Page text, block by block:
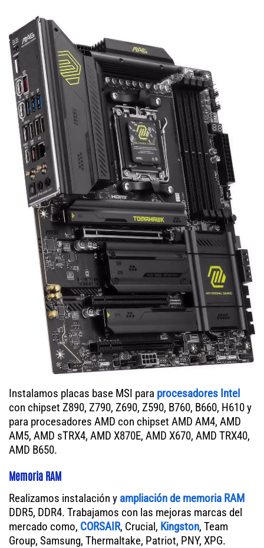
Instalamos placas base MSI para procesadores Intel
con chipset Z890, Z790, Z690, Z590, B760, B660, H610 y
para procesadores AMD con chipset AMD AM4, AMD
AM5, AMD sTRX4, AMD X870E, AMD X670, AMD TRX40,
AMD B650.
Memoria RAM
Realizamos instalación y ampliación de memoria RAM
DDR5, DDR4. Trabajamos con las mejoras marcas del
mercado como, CORSAIR, Crucial, Kingston, Team
Group, Samsung, Thermaltake, Patriot, PNY, XPG.